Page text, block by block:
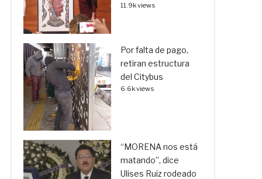
11.9k views
Por falta de pago,
retiran estructura
del Citybus
6.6k views
“MORENA nos está
matando”, dice
Ulises Ruiz rodeado